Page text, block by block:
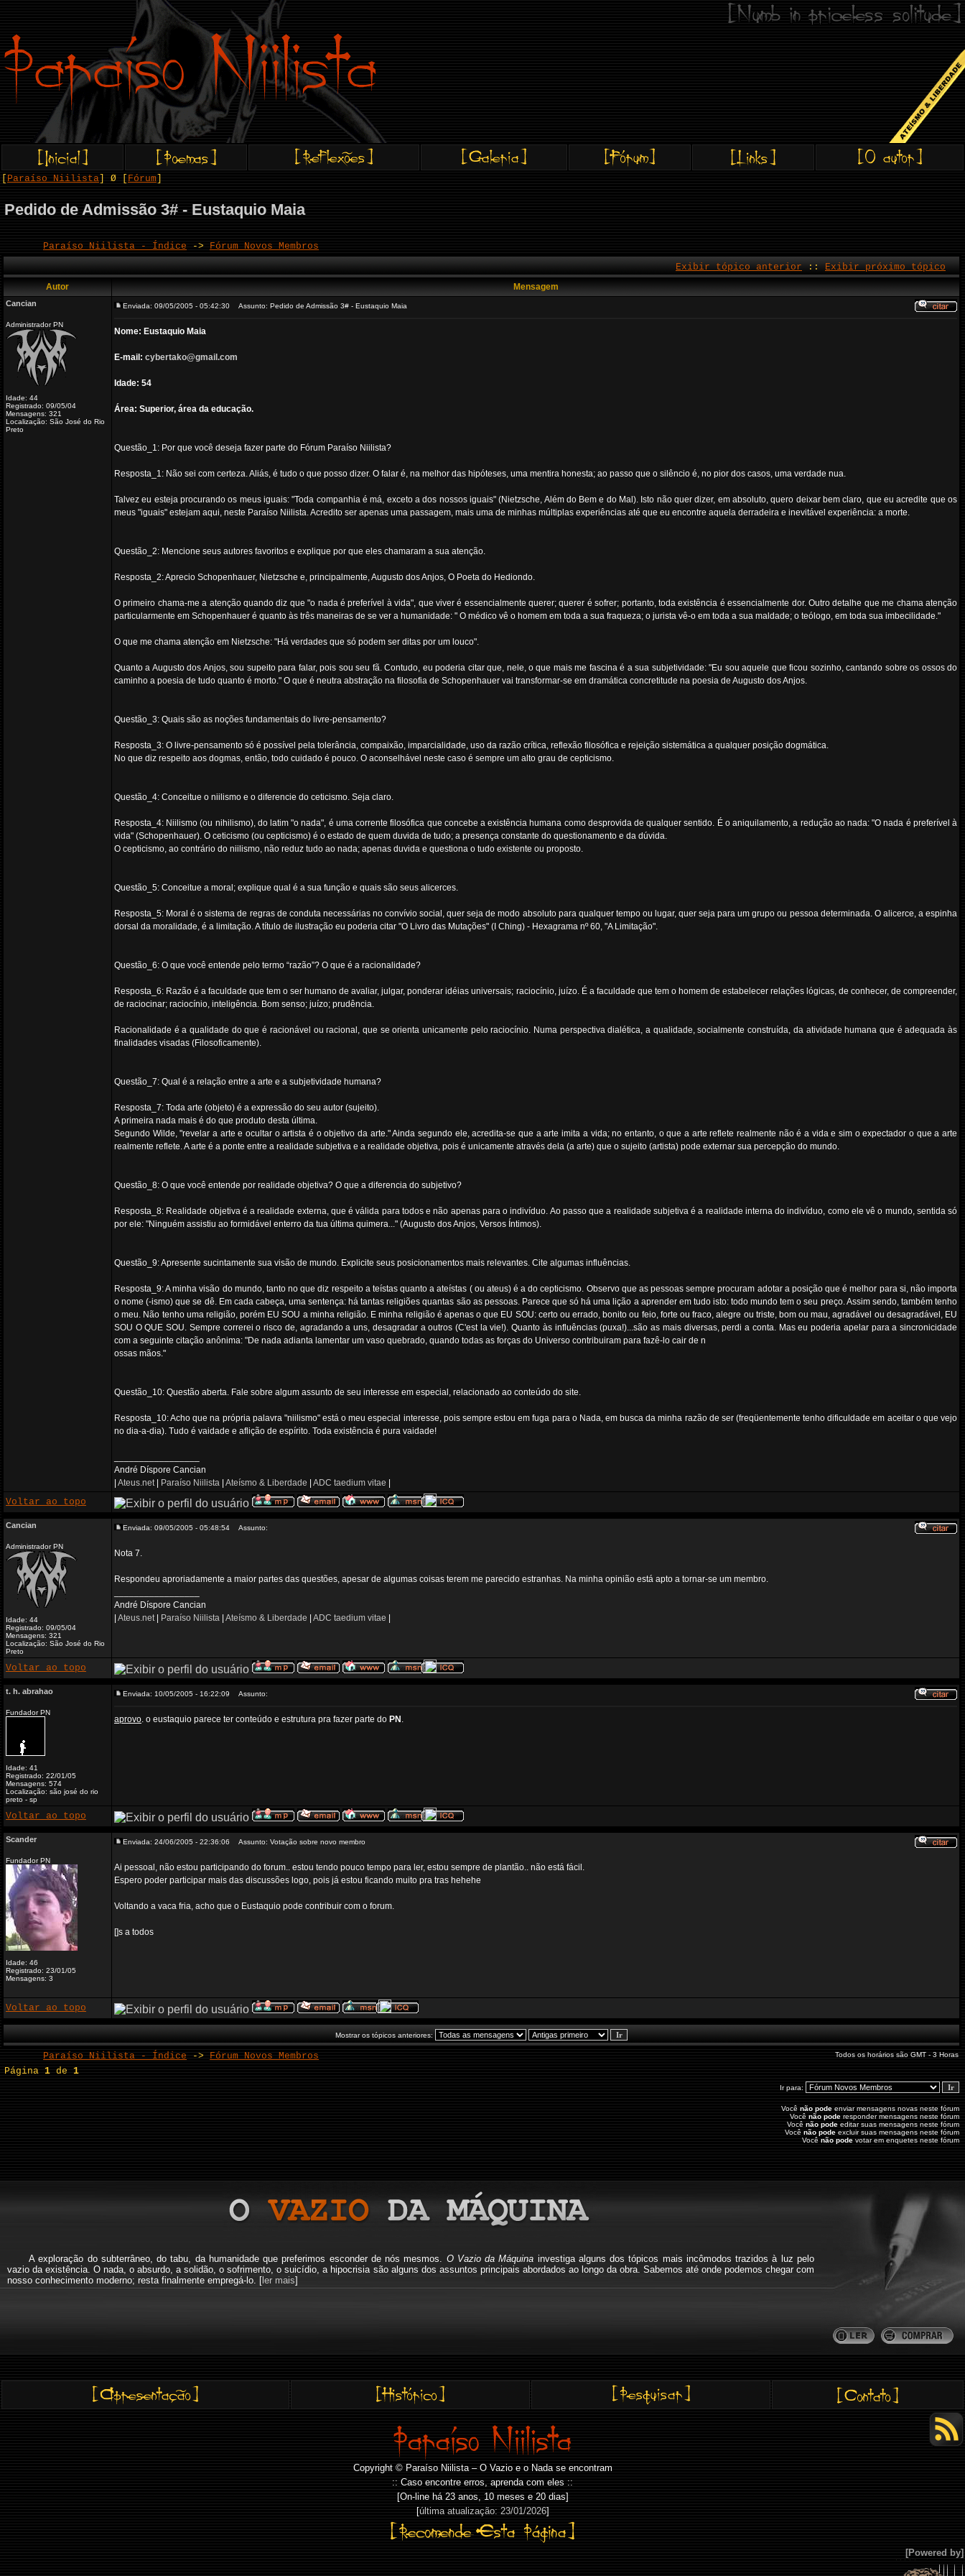
Paraíso Niilista ] Ø [ Fórum
Pedido de Admissão 3# - Eustaquio Maia
Paraíso Niilista - Índice -> Fórum Novos Membros
Exibir tópico anterior :: Exibir próximo tópico
Autor Mensagem
Cancian
Administrador PN
Idade: 44
Registrado: 09/05/04
Mensagens: 321
Localização: São José do Rio
Preto
Enviada: 09/05/2005 - 05:42:30 Assunto: Pedido de Admissão 3# - Eustaquio Maia
Nome: Eustaquio Maia
E-mail: cybertako@gmail.com
Idade: 54
Área: Superior, área da educação.
Questão_1: Por que você deseja fazer parte do Fórum Paraíso Niilista?
Resposta_1: Não sei com certeza. Aliás, é tudo o que posso dizer. O falar é, na melhor das hipóteses, uma mentira honesta; ao passo que o silêncio é, no pior dos casos, uma verdade nua.
Talvez eu esteja procurando os meus iguais: "Toda companhia é má, exceto a dos nossos iguais" (Nietzsche, Além do Bem e do Mal). Isto não quer dizer, em absoluto, quero deixar bem claro, que eu acredite que os
meus "iguais" estejam aqui, neste Paraíso Niilista. Acredito ser apenas uma passagem, mais uma de minhas múltiplas experiências até que eu encontre aquela derradeira e inevitável experiência: a morte.
Questão_2: Mencione seus autores favoritos e explique por que eles chamaram a sua atenção.
Resposta_2: Aprecio Schopenhauer, Nietzsche e, principalmente, Augusto dos Anjos, O Poeta do Hediondo.
O primeiro chama-me a atenção quando diz que "o nada é preferível à vida", que viver é essencialmente querer; querer é sofrer; portanto, toda existência é essencialmente dor. Outro detalhe que me chama atenção
particularmente em Schopenhauer é quanto às três maneiras de se ver a humanidade: " O médico vê o homem em toda a sua fraqueza; o jurista vê-o em toda a sua maldade; o teólogo, em toda sua imbecilidade."
O que me chama atenção em Nietzsche: "Há verdades que só podem ser ditas por um louco".
Quanto a Augusto dos Anjos, sou supeito para falar, pois sou seu fã. Contudo, eu poderia citar que, nele, o que mais me fascina é a sua subjetividade: "Eu sou aquele que ficou sozinho, cantando sobre os ossos do
caminho a poesia de tudo quanto é morto." O que é neutra abstração na filosofia de Schopenhauer vai transformar-se em dramática concretitude na poesia de Augusto dos Anjos.
Questão_3: Quais são as noções fundamentais do livre-pensamento?
Resposta_3: O livre-pensamento só é possível pela tolerância, compaixão, imparcialidade, uso da razão crítica, reflexão filosófica e rejeição sistemática a qualquer posição dogmática.
No que diz respeito aos dogmas, então, todo cuidado é pouco. O aconselhável neste caso é sempre um alto grau de cepticismo.
Questão_4: Conceitue o niilismo e o diferencie do ceticismo. Seja claro.
Resposta_4: Niilismo (ou nihilismo), do latim "o nada", é uma corrente filosófica que concebe a existência humana como desprovida de qualquer sentido. É o aniquilamento, a redução ao nada: "O nada é preferível à
vida" (Schopenhauer). O ceticismo (ou cepticismo) é o estado de quem duvida de tudo; a presença constante do questionamento e da dúvida.
O cepticismo, ao contrário do niilismo, não reduz tudo ao nada; apenas duvida e questiona o tudo existente ou proposto.
Questão_5: Conceitue a moral; explique qual é a sua função e quais são seus alicerces.
Resposta_5: Moral é o sistema de regras de conduta necessárias no convívio social, quer seja de modo absoluto para qualquer tempo ou lugar, quer seja para um grupo ou pessoa determinada. O alicerce, a espinha
dorsal da moralidade, é a limitação. A título de ilustração eu poderia citar "O Livro das Mutações" (I Ching) - Hexagrama nº 60, "A Limitação".
Questão_6: O que você entende pelo termo “razão”? O que é a racionalidade?
Resposta_6: Razão é a faculdade que tem o ser humano de avaliar, julgar, ponderar idéias universais; raciocínio, juízo. É a faculdade que tem o homem de estabelecer relações lógicas, de conhecer, de compreender,
de raciocinar; raciocínio, inteligência. Bom senso; juízo; prudência.
Racionalidade é a qualidade do que é racionável ou racional, que se orienta unicamente pelo raciocínio. Numa perspectiva dialética, a qualidade, socialmente construída, da atividade humana que é adequada às
finalidades visadas (Filosoficamente).
Questão_7: Qual é a relação entre a arte e a subjetividade humana?
Resposta_7: Toda arte (objeto) é a expressão do seu autor (sujeito).
A primeira nada mais é do que produto desta última.
Segundo Wilde, "revelar a arte e ocultar o artista é o objetivo da arte." Ainda segundo ele, acredita-se que a arte imita a vida; no entanto, o que a arte reflete realmente não é a vida e sim o expectador o que a arte
realmente reflete. A arte é a ponte entre a realidade subjetiva e a realidade objetiva, pois é unicamente através dela (a arte) que o sujeito (artista) pode externar sua percepção do mundo.
Questão_8: O que você entende por realidade objetiva? O que a diferencia do subjetivo?
Resposta_8: Realidade objetiva é a realidade externa, que é válida para todos e não apenas para o indivíduo. Ao passo que a realidade subjetiva é a realidade interna do indivíduo, como ele vê o mundo, sentida só
por ele: "Ninguém assistiu ao formidável enterro da tua última quimera..." (Augusto dos Anjos, Versos Íntimos).
Questão_9: Apresente sucintamente sua visão de mundo. Explicite seus posicionamentos mais relevantes. Cite algumas influências.
Resposta_9: A minha visão do mundo, tanto no que diz respeito a teístas quanto a ateístas ( ou ateus) é a do cepticismo. Observo que as pessoas sempre procuram adotar a posição que é melhor para si, não importa
o nome (-ismo) que se dê. Em cada cabeça, uma sentença: há tantas religiões quantas são as pessoas. Parece que só há uma lição a aprender em tudo isto: todo mundo tem o seu preço. Assim sendo, também tenho
o meu. Não tenho uma religião, porém EU SOU a minha religião. E minha religião é apenas o que EU SOU: certo ou errado, bonito ou feio, forte ou fraco, alegre ou triste, bom ou mau, agradável ou desagradável, EU
SOU O QUE SOU. Sempre correrei o risco de, agradando a uns, desagradar a outros (C'est la vie!). Quanto às influências (puxa!)...são as mais diversas, perdi a conta. Mas eu poderia apelar para a sincronicidade
com a seguinte citação anônima: "De nada adianta lamentar um vaso quebrado, quando todas as forças do Universo contribuiram para fazê-lo cair de n
ossas mãos."
Questão_10: Questão aberta. Fale sobre algum assunto de seu interesse em especial, relacionado ao conteúdo do site.
Resposta_10: Acho que na própria palavra "niilismo" está o meu especial interesse, pois sempre estou em fuga para o Nada, em busca da minha razão de ser (freqüentemente tenho dificuldade em aceitar o que vejo
no dia-a-dia). Tudo é vaidade e aflição de espírito. Toda existência é pura vaidade!
André Díspore Cancian
Ateus.net| Paraíso Niilista Ateísmo & Liberdade ADC taedium vitae
Voltar ao topo
Cancian
Administrador PN
Idade: 44
Registrado: 09/05/04
Mensagens: 321
Localização: São José do Rio
Preto
Enviada: 09/05/2005 - 05:48:54 Assunto:
Nota 7.
Respondeu aproriadamente a maior partes das questões, apesar de algumas coisas terem me parecido estranhas. Na minha opinião está apto a tornar-se um membro.
André Díspore Cancian
Ateus.net| Paraíso Niilista Ateísmo & Liberdade ADC taedium vitae
Voltar ao topo
t. h. abrahao
Fundador PN
Idade: 41
Registrado: 22/01/05
Mensagens: 574
Localização: são josé do rio
preto - sp
Enviada: 10/05/2005 - 16:22:09 Assunto:
aprovo. o eustaquio parece ter conteúdo e estrutura pra fazer parte do PN .
Voltar ao topo
Scander
Fundador PN
Idade: 46
Registrado: 23/01/05
Mensagens: 3
Enviada: 24/06/2005 - 22:36:06 Assunto: Votação sobre novo membro
Ai pessoal, não estou participando do forum.. estou tendo pouco tempo para ler, estou sempre de plantão.. não está fácil.
Espero poder participar mais das discussões logo, pois já estou ficando muito pra tras hehehe
Voltando a vaca fria, acho que o Eustaquio pode contribuir com o forum.
[]s a todos
Voltar ao topo
Mostrar os tópicos anteriores:
Paraíso Niilista - Índice -> Fórum Novos Membros Todos os horários são GMT - 3 Horas
Página1 de1
Ir para:
Vocênão pode enviar mensagens novas neste fórum
Vocênão pode responder mensagens neste fórum
Vocênão pode editar suas mensagens neste fórum
Vocênão pode excluir suas mensagens neste fórum
Vocênão pode votar em enquetes neste fórum
A exploração do subterrâneo, do tabu, da humanidade que preferimos esconder de nós mesmos. O Vazio da Máquina investiga alguns dos tópicos mais incômodos trazidos à luz pelo
vazio da existência. O nada, o absurdo, a solidão, o sofrimento, o suicídio, a hipocrisia são alguns dos assuntos principais abordados ao longo da obra. Sabemos até onde podemos chegar com
nosso conhecimento moderno; resta finalmente empregá-lo. [ler mais]
Copyright © Paraíso Niilista – O Vazio e o Nada se encontram
:: Caso encontre erros, aprenda com eles ::
[On-line há 23 anos, 10 meses e 20 dias]
[última atualização: 23/01/2026]
[Powered by]